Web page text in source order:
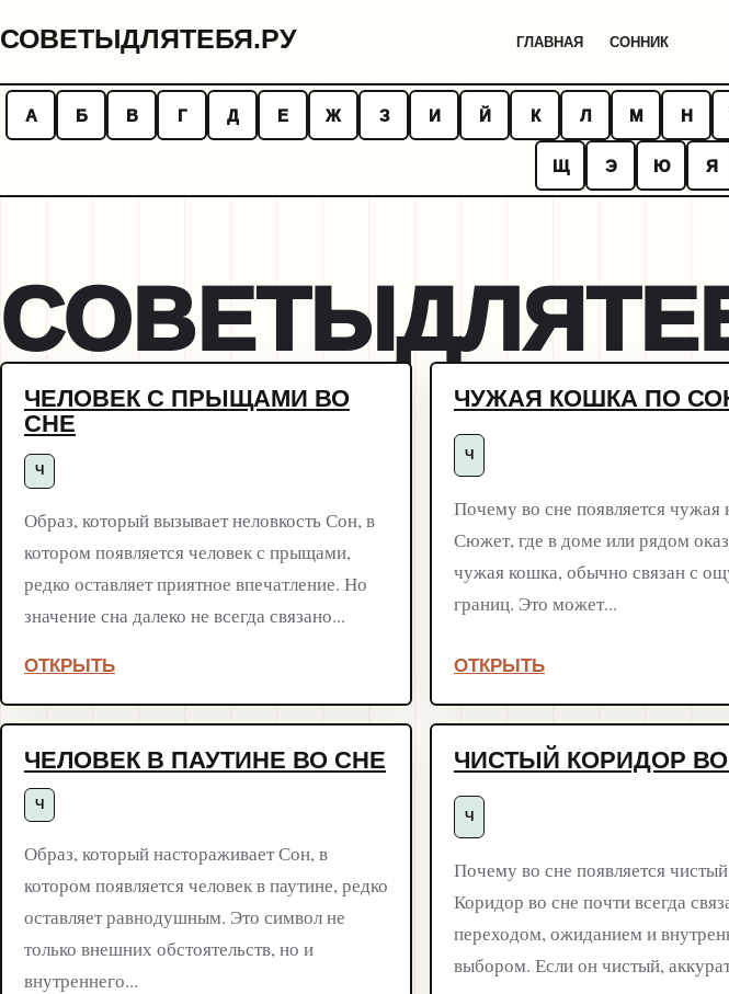
СОВЕТЫДЛЯТЕБЯ.РУ ГЛАВНАЯ СОННИК
А Б В Г Д Е Ж З И Й К Л М Н
Щ Э Ю Я
ЧЕЛОВЕК С ПРЫЩАМИ ВО
СНЕ
Ч
Образ, который вызывает неловкость Сон, в
котором появляется человек с прыщами,
редко оставляет приятное впечатление. Но
значение сна далеко не всегда связано...
ОТКРЫТЬ
ЧУЖАЯ КОШКА ПО
Ч
Почему во сне появляется чужая
Сюжет, где в доме или рядом
чужая кошка, обычно связан с
границ. Это может...
ОТКРЫТЬ
ЧЕЛОВЕК В ПАУТИНЕ ВО СНЕ
Ч
Образ, который настораживает Сон, в
котором появляется человек в паутине, редко
оставляет равнодушным. Это символ не
только внешних обстоятельств, но и
внутреннего...
ЧИСТЫЙ КОРИДОР
Ч
Почему во сне появляется
Коридор во сне почти всегда
переходом, ожиданием и
выбором. Если он чистый,